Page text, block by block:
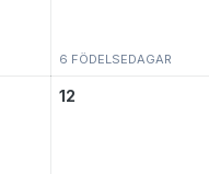
6 FÖDELSEDAGAR
12